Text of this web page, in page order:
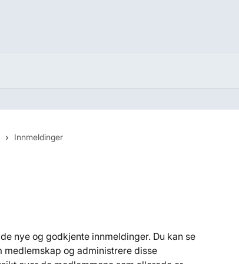
Innmeldinger
nye og godkjente innmeldinger. Du kan se
medlemskap og administrere disse